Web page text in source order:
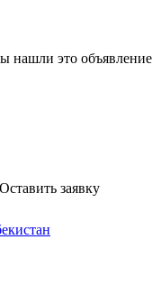
нашли это объявление
Оставить заявку